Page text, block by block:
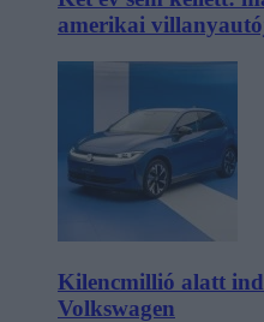
amerikai
Kilencmillió alatt
Volkswagen